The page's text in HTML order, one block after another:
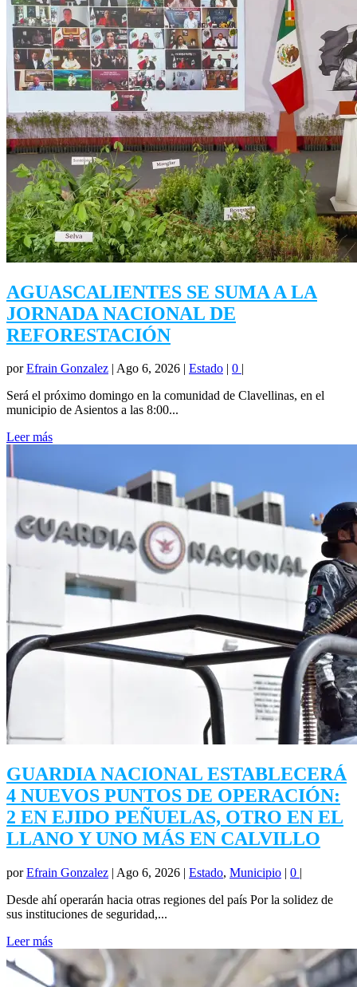
AGUASCALIENTES SE SUMA A LA
JORNADA NACIONAL DE
REFORESTACIÓN
porEfrain Gonzalez | Ago 6, 2026 | Estado | 0 |
Será el próximo domingo en la comunidad de Clavellinas, en el
municipio de Asientos a las 8:00...
Leer más
GUARDIA NACIONAL ESTABLECERÁ
4 NUEVOS PUNTOS DE OPERACIÓN:
2 EN EJIDO PEÑUELAS, OTRO EN EL
LLANO Y UNO MÁS EN CALVILLO
porEfrain Gonzalez | Ago 6, 2026 | Estado, Municipio | 0 |
Desde ahí operarán hacia otras regiones del país Por la solidez de
sus instituciones de seguridad,...
Leer más